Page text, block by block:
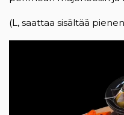
(L, saattaa sisältää